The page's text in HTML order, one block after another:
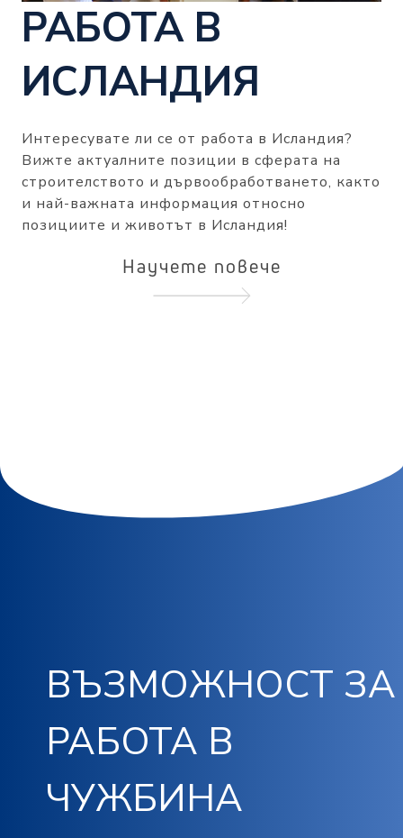
РАБОТА В
ИСЛАНДИЯ
Интересувате ли се от работа в Исландия?
Вижте актуалните позиции в сферата на
строителството и дървообработването, както
и най-важната информация относно
позициите и животът в Исландия!
Научете повече
ВЪЗМОЖНОСТ ЗА
РАБОТА В
ЧУЖБИНА